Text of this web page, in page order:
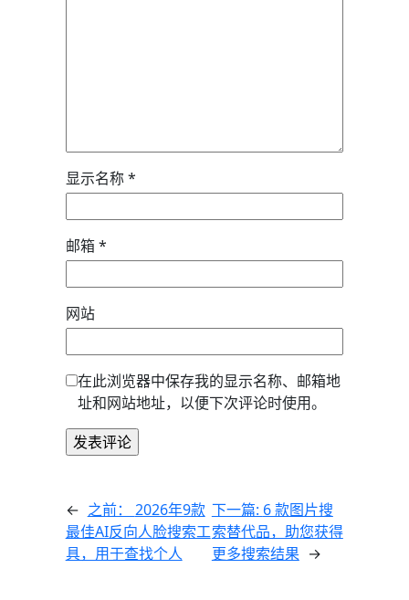
显示名称*
邮箱*
网站
在此浏览器中保存我的显示名称、邮箱地
址和网站地址，以便下次评论时使用。
← 之前： 2026年9款
最佳AI反向人脸搜索工
具，用于查找个人
下一篇: 6 款图片搜
索替代品，助您获得
更多搜索结果 →